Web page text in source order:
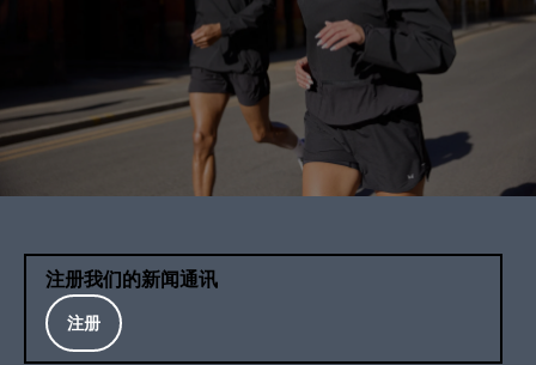
注册我们的新闻通讯
注册